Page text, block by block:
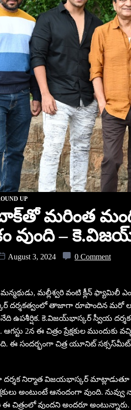
UP
మరింత
వుంది –
August 3, 2024 0 Comment
మ‌ల్లీశ్వ‌రి వంటి క్లీన్ ఫ్యామిలీ
ద‌ర్శ‌క‌త్వంలో తాజాగా రూపొందిన మ‌రో
ఉప‌శీర్షిక‌. కె.విజ‌య్‌భాస్క‌ర్ స్వీయ
2న ఈ చిత్రం ప్రేక్షకుల ముందుకు
ఈ సందర్భంగా చిత్ర యూనిట్‌
దర్శక నిర్మాత విజయభాస్కర్‌
అంటుంటే ఆనందంగా వుంది.
ఈ చిత్రంలో వుందని అందరూ